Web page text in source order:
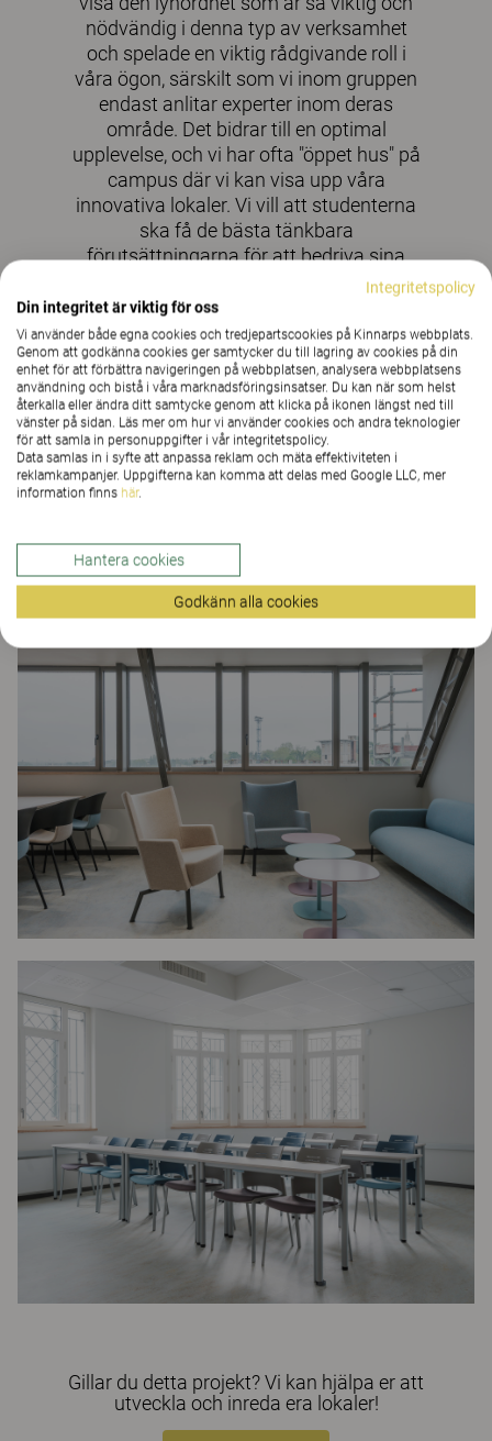
nödvändig i denna typ av verksamhet
och spelade en viktig rådgivande roll i
våra ögon, särskilt som vi inom gruppen
endast anlitar experter inom deras
område. Det bidrar till en optimal
upplevelse, och vi har ofta "öppet hus" på
campus där vi kan visa upp våra
innovativa lokaler. Vi vill att studenterna
ska få de bästa tänkbara
förutsättningarna för att bedriva sina
studier, delta i evenemang som
arrangeras och så långt som möjligt
känna sig som hemma. Allt detta är
möjligt med Kinnarps, och vi har en
tillitsfull relation tack vare deras
professionella inställning och täta
uppföljning.
Édouard Vaury, Direktör på campus, OMNES
Education
Gillar du detta projekt? Vi kan hjälpa er att
utveckla och inreda era lokaler!
Integritetspolicy
Din integritet är viktig för oss
Vi använder både egna cookies och tredjepartscookies på Kinnarps webbplats.
Genom att godkänna cookies ger samtycker du till lagring av cookies på din
enhet för att förbättra navigeringen på webbplatsen, analysera webbplatsens
användning och bistå i våra marknadsföringsinsatser. Du kan när som helst
återkalla eller ändra ditt samtycke genom att klicka på ikonen längst ned till
vänster på sidan. Läs mer om hur vi använder cookies och andra teknologier
för att samla in personuppgifter i vår integritetspolicy.
Data samlas in i syfte att anpassa reklam och mäta effektiviteten i
reklamkampanjer. Uppgifterna kan komma att delas med Google LLC, mer
information finns här.
Hantera cookies
Godkänn alla cookies